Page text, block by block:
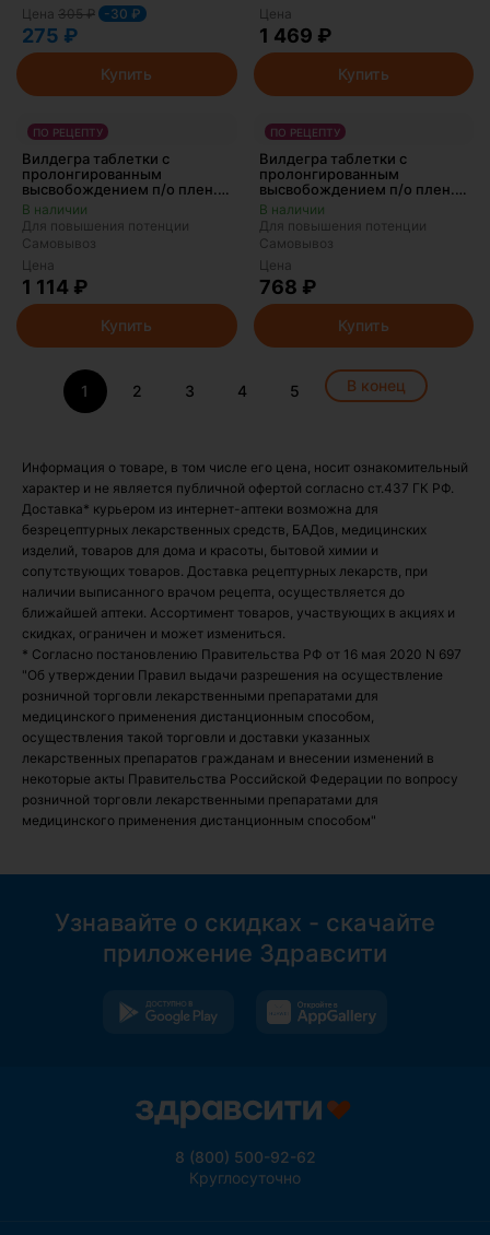
Цена 305₽ -30 ₽
275 ₽
Купить
Цена
1 469 ₽
Купить
ПО РЕЦЕПТУ
Вилдегра таблетки с
пролонгированным
высвобождением п/о плен.
100мг 10шт
Для повышения потенции
Самовывоз
Цена
1 114 ₽
Купить
ПО РЕЦЕПТУ
Вилдегра таблетки с
пролонгированным
высвобождением п/о плен.
100мг 4шт
Для повышения потенции
Самовывоз
Цена
768 ₽
Купить
1 2 3 4 5 В конец
Информация о товаре, в том числе его цена, носит ознакомительный
характер и не является публичной офертой согласно ст.437 ГК РФ.
Доставка* курьером из интернет-аптеки возможна для
безрецептурных лекарственных средств, БАДов, медицинских
изделий, товаров для дома и красоты, бытовой химии и
сопутствующих товаров. Доставка рецептурных лекарств, при
наличии выписанного врачом рецепта, осуществляется до
ближайшей аптеки. Ассортимент товаров, участвующих в акциях и
скидках, ограничен и может измениться.
* Согласно постановлению Правительства РФ от 16 мая 2020 N 697
"Об утверждении Правил выдачи разрешения на осуществление
розничной торговли лекарственными препаратами для
медицинского применения дистанционным способом,
осуществления такой торговли и доставки указанных
лекарственных препаратов гражданам и внесении изменений в
некоторые акты Правительства Российской Федерации по вопросу
розничной торговли лекарственными препаратами для
медицинского применения дистанционным способом"
8 (800) 500-92-62
Круглосуточно